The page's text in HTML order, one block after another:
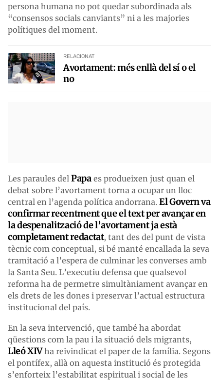
persona humana no pot quedar subordinada als
“consensos socials canviants” ni a les majories
polítiques del moment.
RELACIONAT
Avortament: més enllà del sí o el
no
Les paraules del Papa es produeixen just quan el
debat sobre l’avortament torna a ocupar un lloc
central en l’agenda política andorrana. El Govern va
confirmar recentment que el text per avançar en
la despenalització de l’avortament ja està
completament redactat, tant des del punt de vista
tècnic com conceptual, si bé manté encallada la seva
tramitació a l’espera de culminar les converses amb
la Santa Seu. L’executiu defensa que qualsevol
reforma ha de permetre simultàniament avançar en
els drets de les dones i preservar l’actual estructura
institucional del país.
En la seva intervenció, que també ha abordat
qüestions com la pau i la situació dels migrants,
Lleó XIVha reivindicat el paper de la família. Segons
el pontífex, allà on aquesta institució és protegida
s’enforteix l’estabilitat espiritual i social de les